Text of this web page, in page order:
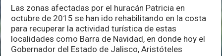
turismo
en
Barra
de
Navidad
con
Las zonas afectadas por el huracán Patricia en
octubre de 2015 se han ido rehabilitando en la costa
para recuperar la actividad turística de estas
localidades como Barra de Navidad, en donde hoy el
Gobernador del Estado de Jalisco, Aristóteles